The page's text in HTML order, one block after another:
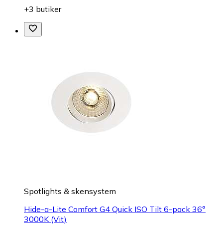
+3 butiker
Spotlights & skensystem
Hide-a-Lite Comfort G4 Quick ISO Tilt 6-pack 36°
3000K (Vit)